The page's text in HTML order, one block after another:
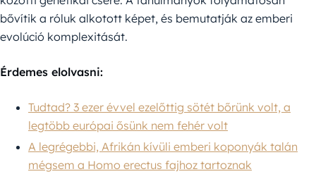
bővítik a róluk alkotott képet, és bemutatják az emberi
evolúció komplexitását.
Érdemes elolvasni:
Tudtad? 3 ezer évvel ezelőttig sötét bőrünk volt, a
legtöbb európai ősünk nem fehér volt
A legrégebbi, Afrikán kívüli emberi koponyák talán
mégsem a Homo erectus fajhoz tartoznak